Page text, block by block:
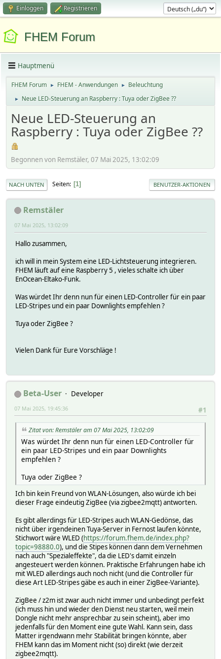
Einloggen Registrieren
FHEM Forum
Hauptmenü
FHEM Forum ► FHEM - Anwendungen ► Beleuchtung
► Neue LED-Steuerung an Raspberry : Tuya oder ZigBee ??
Neue LED-Steuerung an
Raspberry : Tuya oder ZigBee ??
Begonnen von Remstäler, 07 Mai 2025, 13:02:09
NACH UNTEN Seiten 1 BENUTZER-AKTIONEN
Remstäler
07 Mai 2025, 13:02:09
Hallo zusammen,
ich will in mein System eine LED-Lichtsteuerung integrieren.
FHEM läuft auf eine Raspberry 5 , vieles schalte ich über
EnOcean-Eltako-Funk.
Was würdet Ihr denn nun für einen LED-Controller für ein paar
LED-Stripes und ein paar Downlights empfehlen ?
Tuya oder ZigBee ?
Vielen Dank für Eure Vorschläge !
Beta-User
Developer
#1
07 Mai 2025, 19:45:36
Zitat von: Remstäler am 07 Mai 2025, 13:02:09
Was würdet Ihr denn nun für einen LED-Controller für
ein paar LED-Stripes und ein paar Downlights
empfehlen ?
Tuya oder ZigBee ?
Ich bin kein Freund von WLAN-Lösungen, also würde ich bei
dieser Frage eindeutig ZigBee (via zigbee2mqtt) antworten.
Es gibt allerdings für LED-Stripes auch WLAN-Gedönse, das
nicht über irgendeinen Tuya-Server in Fernost laufen könnte,
Stichwort wäre WLED (https://forum.fhem.de/index.php?
topic=98880.0), und die Stipes können dann dem Vernehmen
nach auch "Spezialeffekte", da die LED's damit einzeln
angesteuert werden können. Praktische Erfahrungen habe ich
mit WLED allerdings auch noch nicht (und die Controller für
diese Art LED-Stripes gäbe es auch in einer ZigBee-Variante).
ZigBee / z2m ist zwar auch nicht immer und unbedingt perfekt
(ich muss hin und wieder den Dienst neu starten, weil mein
Dongle nicht mehr ansprechbar zu sein scheint), aber imo
jedenfalls für den Moment eine gute Wahl. Kann sein, dass
Matter irgendwann mehr Stabilität bringen könnte, aber
FHEM kann das im Moment nicht (so) direkt (wie derzeit
zigbee2mqtt).